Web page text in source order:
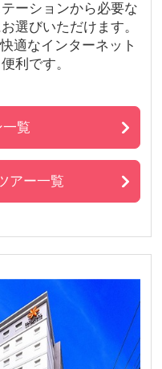
ーションから必要な
選びいただけます。
適なインターネット
利です。
覧
アー一覧